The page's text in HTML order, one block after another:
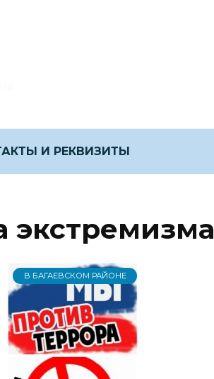
И РЕКВИЗИТЫ
экстремизма
В БАГАЕВСКОМ РАЙОНЕ